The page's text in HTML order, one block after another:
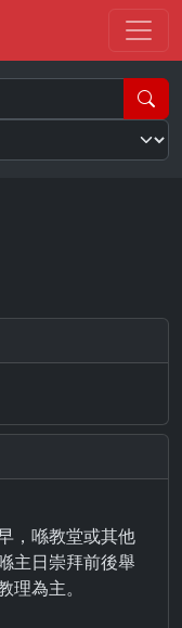
，​喺​教堂​或​其他​
主​日​崇拜​前後舉
為主​。